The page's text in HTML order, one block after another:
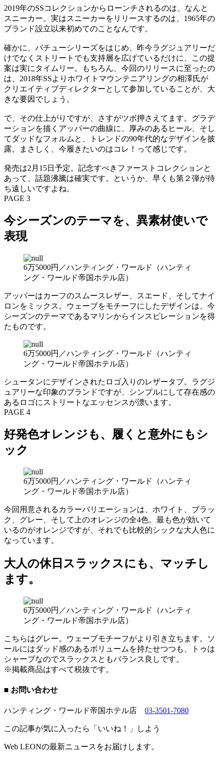
2019年のSSコレクションからローンチされるのは、なんと
スニーカー。実はスニーカーをリリースするのは、1965年の
ブランド設立以来初めてのことなんです。
確かに、バチューシリーズをはじめ、昨今ラグジュアリーだ
けでなくストリートでも支持層を広げているだけに、この提
案は実にタイムリー。もちろん、今回のリリースに至ったの
は、2018年SSよりホワイトマウンテニアリングの相澤氏が
クリエイティブディレクターとして参加していることが、大
きな要因でしょう。
で、その仕上がりですが、さすがツボ押さえてます。グラデ
ーションを描くアッパーの曲線に、厚みのあるヒール、そし
てダッドなフォルムと、トレンドの90年代的なデザインを披
露。まさしく、今履きたいのはコレ！って感じです。
発売は2月15日予定。記念すべきファーストコレクションと
あって、話題沸騰は確実です。というか、早くも第２弾が待
ち遠しいですよね。
PAGE 3
今シーズンのテーマを、異素材使いで
表現
6万5000円／ハンティング・ワールド（ハンティ
ング・ワールド帝国ホテル店）
アッパーはカーフのスムースレザー、スエード、そしてナイ
ロンをミックス。ウェーブをモチーフにしたデザインは、今
シーズンのテーマであるマリンからインスピレーションを得
たものです。
6万5000円／ハンティング・ワールド（ハンティ
ング・ワールド帝国ホテル店）
シュータンにデザインされたロゴ入りのレザータブ。ラグジ
ュアリーな印象のブランドですが、シンプルにして存在感の
あるロゴにストリートなエッセンスが漂います。
PAGE 4
好発色オレンジも、履くと意外にもシ
ック
6万5000円／ハンティング・ワールド（ハンティ
ング・ワールド帝国ホテル店）
今回用意されるカラーバリエーションは、ホワイト、ブラッ
ク、グレー、そして上のオレンジの全4色。最も色が効いて
いるのがオレンジですが、それでも比較的シックな大人色に
なっています。
大人の休日スラックスにも、マッチし
ます。
6万5000円／ハンティング・ワールド（ハンティ
ング・ワールド帝国ホテル店）
こちらはグレー。ウェーブモチーフがより引き立ちます。ソ
ールにはダッド感のあるボリュームを持たせつつも、トゥは
シャープなのでスラックスともバランス良しです。
※掲載商品はすべて税抜です。
■ お問い合わせ
ハンティング・ワールド帝国ホテル店 03-3501-7080
この記事が気に入ったら「いいね！」しよう
Web LEONの最新ニュースをお届けします。